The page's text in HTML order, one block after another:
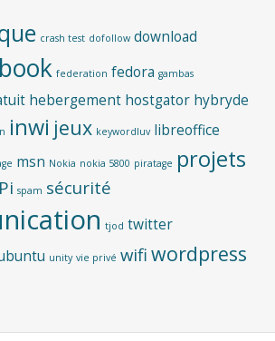
crash test dofollow download
federation fedora gambas
hebergement hostgator hybryde
inwi jeux keywordluv libreoffice
msn Nokia nokia 5800 piratage projets
spam sécurité
tjod twitter
unity vie privé wifi wordpress